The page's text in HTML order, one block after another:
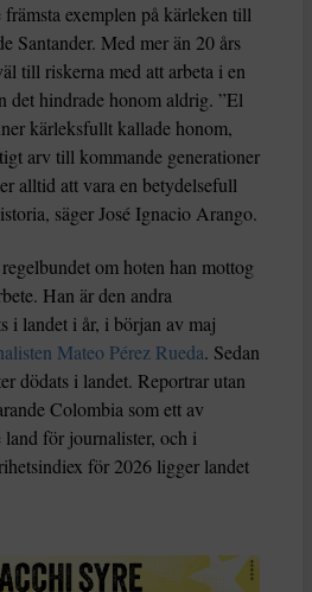
exemplen på kärleken till
Santander. Med mer än 20 års
till riskerna med att arbeta i en
det hindrade honom aldrig. ”El
kärleksfullt kallade honom,
arv till kommande generationer
alltid att vara en betydelsefull
säger José Ignacio Arango.
om hoten han mottog
Han är den andra
i landet i år, i början av maj
Mateo Pérez Rueda. Sedan
dödats i landet. Reportrar utan
Colombia som ett av
land för journalister, och i
för 2026 ligger landet